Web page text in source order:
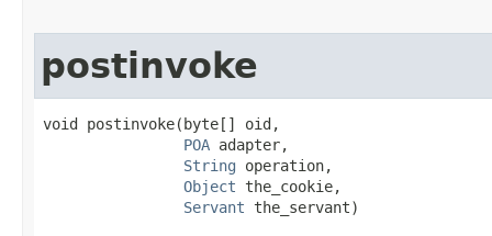
postinvoke
void postinvoke​(byte[] oid,
POA adapter,
String operation,
Object the_cookie,
Servant the_servant)